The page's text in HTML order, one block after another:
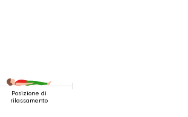
Posizione di
rilassamento